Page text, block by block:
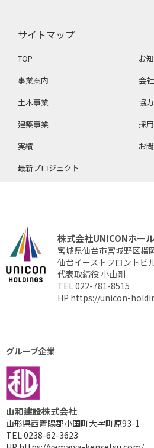
サイトマップ
TOP
事業案内
土木事業
建築事業
実績
最新プロジェクト
お
会
協
採
お
株式会社UNICONホー
宮城県仙台市宮城野区榴
仙台イーストフロントビ
代表取締役 小山剛
TEL 022-781-8515
HP https://unicon-
グループ企業
山和建設株式会社
山形県西置賜郡小国町大字町原93-1
TEL 0238-62-3623